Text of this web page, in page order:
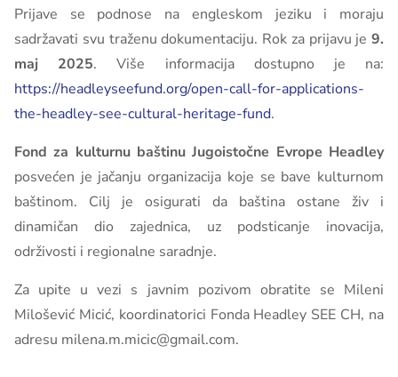
Prijave se podnose na engleskom jeziku i moraju
sadržavati svu traženu dokumentaciju. Rok za prijavu je 9.
maj 2025. Više informacija dostupno je na:
https://headleyseefund.org/open-call-for-applications-
the-headley-see-cultural-heritage-fund.
Fond za kulturnu baštinu Jugoistočne Evrope Headley
posvećen je jačanju organizacija koje se bave kulturnom
baštinom. Cilj je osigurati da baština ostane živ i
dinamičan dio zajednica, uz podsticanje inovacija,
održivosti i regionalne saradnje.
Za upite u vezi s javnim pozivom obratite se Mileni
Milošević Micić, koordinatorici Fonda Headley SEE CH, na
adresu milena.m.micic@gmail.com.